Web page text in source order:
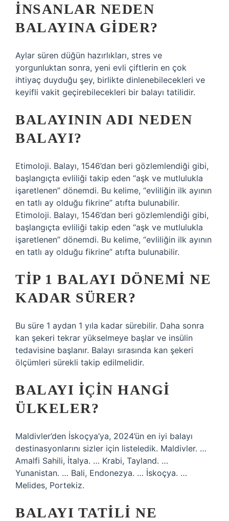
İNSANLAR NEDEN
BALAYINA GIDER?
Aylar süren düğün hazırlıkları, stres ve
yorgunluktan sonra, yeni evli çiftlerin en çok
ihtiyaç duyduğu şey, birlikte dinlenebilecekleri ve
keyifli vakit geçirebilecekleri bir balayı tatilidir.
BALAYININ ADI NEDEN
BALAYI?
Etimoloji. Balayı, 1546’dan beri gözlemlendiği gibi,
başlangıçta evliliği takip eden “aşk ve mutlulukla
işaretlenen” dönemdi. Bu kelime, “evliliğin ilk ayının
en tatlı ay olduğu fikrine” atıfta bulunabilir.
Etimoloji. Balayı, 1546’dan beri gözlemlendiği gibi,
başlangıçta evliliği takip eden “aşk ve mutlulukla
işaretlenen” dönemdi. Bu kelime, “evliliğin ilk ayının
en tatlı ay olduğu fikrine” atıfta bulunabilir.
TIP 1 BALAYI DÖNEMI NE
KADAR SÜRER?
Bu süre 1 aydan 1 yıla kadar sürebilir. Daha sonra
kan şekeri tekrar yükselmeye başlar ve insülin
tedavisine başlanır. Balayı sırasında kan şekeri
ölçümleri sürekli takip edilmelidir.
BALAYI IÇIN HANGI
ÜLKELER?
Maldivler’den İskoçya’ya, 2024’ün en iyi balayı
destinasyonlarını sizler için listeledik. Maldivler. …
Amalfi Sahili, İtalya. … Krabi, Tayland. …
Yunanistan. … Bali, Endonezya. … İskoçya. …
Melides, Portekiz.
BALAYI TATILI NE